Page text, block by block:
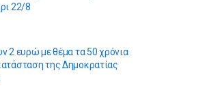
22/8
2 ευρώ με θέμα τα 50 χρόνια
της Δημοκρατίας